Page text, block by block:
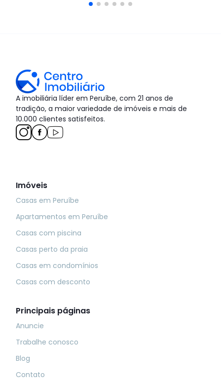
A imobiliária líder em Peruíbe, com 21 anos de
tradição, a maior variedade de imóveis e mais de
10.000 clientes satisfeitos.
Imóveis
Casas em Peruíbe
Apartamentos em Peruíbe
Casas com piscina
Casas perto da praia
Casas em condomínios
Casas com desconto
Principais páginas
Anuncie
Trabalhe conosco
Blog
Contato